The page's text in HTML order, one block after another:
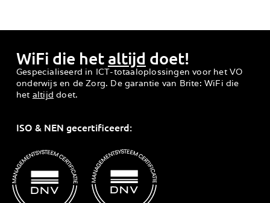
WiFi die het altijd doet!
Gespecialiseerd in ICT-totaaloplossingen voor het VO
onderwijs en de Zorg. De garantie van Brite: WiFi die
het altijd doet.
ISO & NEN gecertificeerd: